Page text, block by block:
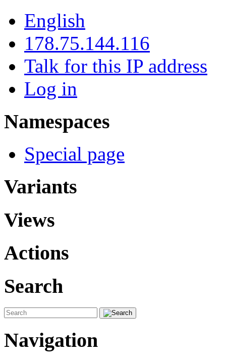
English
178.75.144.116
Talk for this IP address
Log in
Namespaces
Special page
Variants
Views
Actions
Search
Navigation